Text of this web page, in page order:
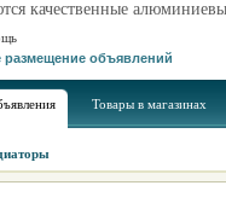
качественные
размещение объявлений
Товары в магазинах